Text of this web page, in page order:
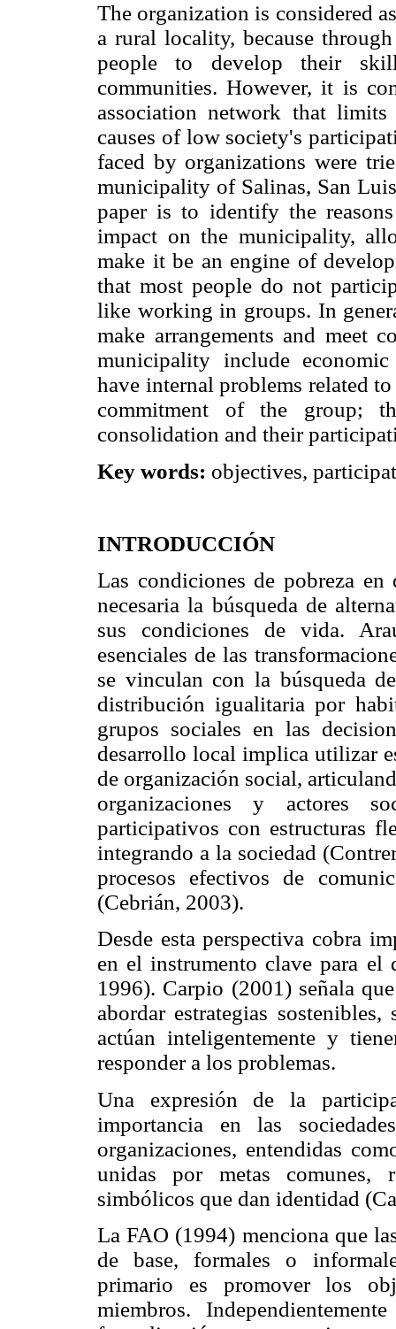
The organization is considered
a rural locality, because
people to develop their
communities. However, it is
association network that
causes of low society's
faced by organizations were
municipality of Salinas, San
paper is to identify the
impact on the municipality,
make it be an engine of
that most people do not
like working in groups. In
make arrangements and meet
municipality include
have internal problems related
commitment of the group;
consolidation and their
Key words: objectives,
INTRODUCCIÓN
Las condiciones de pobreza
necesaria la búsqueda de
sus condiciones de vida.
esenciales de las
se vinculan con la búsqueda
distribución igualitaria por
grupos sociales en las
desarrollo local implica utilizar
de organización social,
organizaciones y actores
participativos con estructuras
integrando a la sociedad
procesos efectivos de
(Cebrián, 2003).
Desde esta perspectiva cobra
en el instrumento clave para el
1996). Carpio (2001) señala
abordar estrategias
actúan inteligentemente y
responder a los problemas.
Una expresión de la
importancia en las
organizaciones, entendidas
unidas por metas comunes,
simbólicos que dan identidad
La FAO (1994) menciona que
de base, formales o
primario es promover los
miembros.